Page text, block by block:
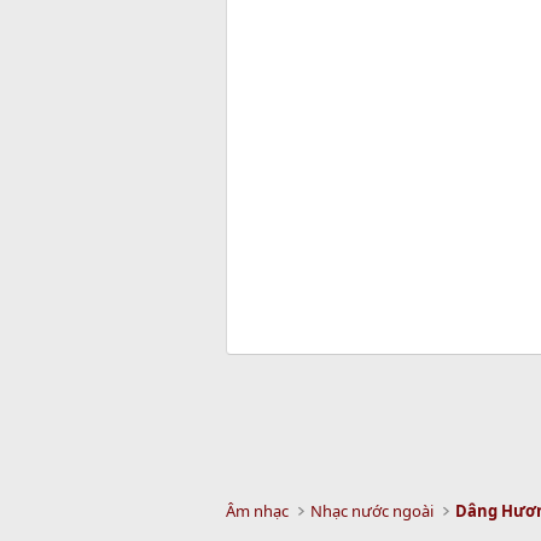
Âm nhạc Nhạc nước ngoài Dâng